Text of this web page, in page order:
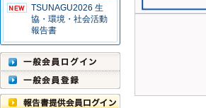
TSUNAGU2026 生
協・環境・社会活動
報告書